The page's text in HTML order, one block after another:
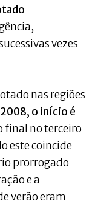
vezes
nas regiões
o início é
final no terceiro
este coincide
prorrogado
e a
verão eram